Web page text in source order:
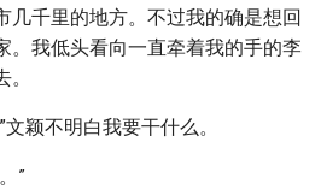
几千里的地方。不过我的确是想回
。我低头看向一直牵着我的手的李
颖不明白我要干什么。
”